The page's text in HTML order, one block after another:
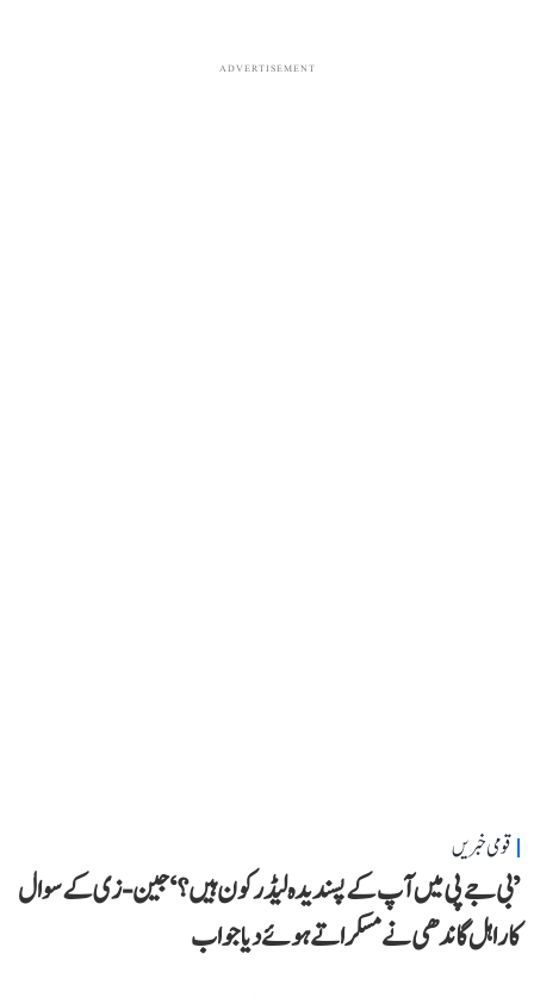
ADVERTISEMENT
قومی خبریں
’بی جے پی میں آپ کے پسندیدہ لیڈر کون ہیں؟‘ جین-زی کے سوال
کا راہل گاندھی نے مسکراتے ہوئے دیا جواب